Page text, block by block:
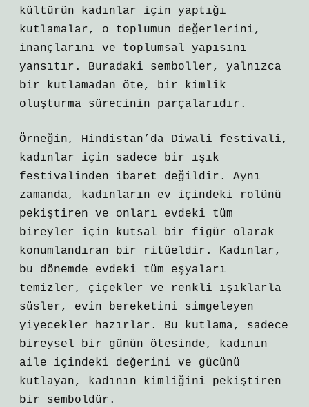
kültürün kadınlar için yaptığı
kutlamalar, o toplumun değerlerini,
inançlarını ve toplumsal yapısını
yansıtır. Buradaki semboller, yalnızca
bir kutlamadan öte, bir kimlik
oluşturma sürecinin parçalarıdır.
Örneğin, Hindistan’da Diwali festivali,
kadınlar için sadece bir ışık
festivalinden ibaret değildir. Aynı
zamanda, kadınların ev içindeki rolünü
pekiştiren ve onları evdeki tüm
bireyler için kutsal bir figür olarak
konumlandıran bir ritüeldir. Kadınlar,
bu dönemde evdeki tüm eşyaları
temizler, çiçekler ve renkli ışıklarla
süsler, evin bereketini simgeleyen
yiyecekler hazırlar. Bu kutlama, sadece
bireysel bir günün ötesinde, kadının
aile içindeki değerini ve gücünü
kutlayan, kadının kimliğini pekiştiren
bir semboldür.